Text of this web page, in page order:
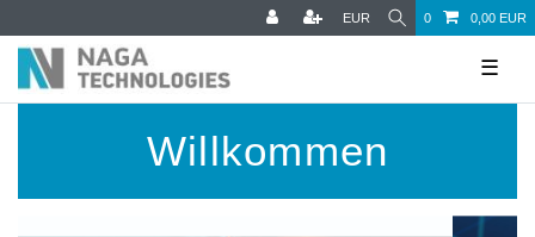
EUR 0 0,00 EUR
☰
Willkommen